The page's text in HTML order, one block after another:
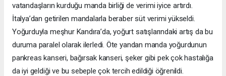
vatandaşların kurduğu manda birliği de verimi iyice artırdı.
İtalya’dan getirilen mandalarla beraber süt verimi yükseldi.
Yoğurduyla meşhur Kandıra’da, yoğurt satışlarındaki artış da bu
duruma paralel olarak ilerledi. Öte yandan manda yoğurdunun
pankreas kanseri, bağırsak kanseri, şeker gibi pek çok hastalığa
da iyi geldiği ve bu sebeple çok tercih edildiği öğrenildi.